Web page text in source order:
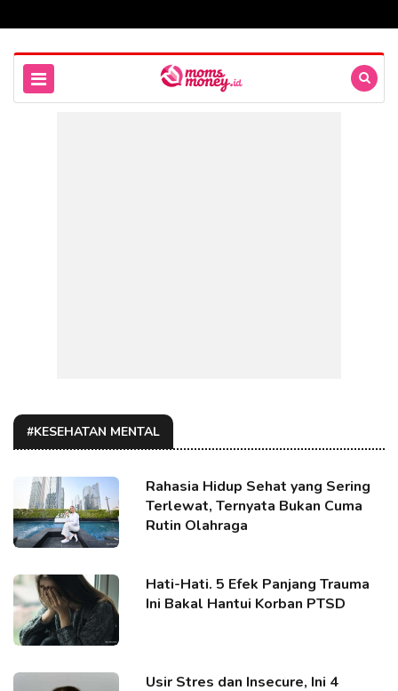
#KESEHATAN MENTAL
Rahasia Hidup Sehat yang Sering
Terlewat, Ternyata Bukan Cuma
Rutin Olahraga
Hati-Hati. 5 Efek Panjang Trauma
Ini Bakal Hantui Korban PTSD
Usir Stres dan Insecure, Ini 4